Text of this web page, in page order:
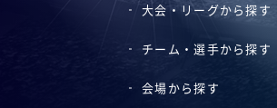
大会・リーグから探す
チーム・選手から探す
会場から探す